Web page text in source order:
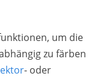
um die
zu färben
- oder